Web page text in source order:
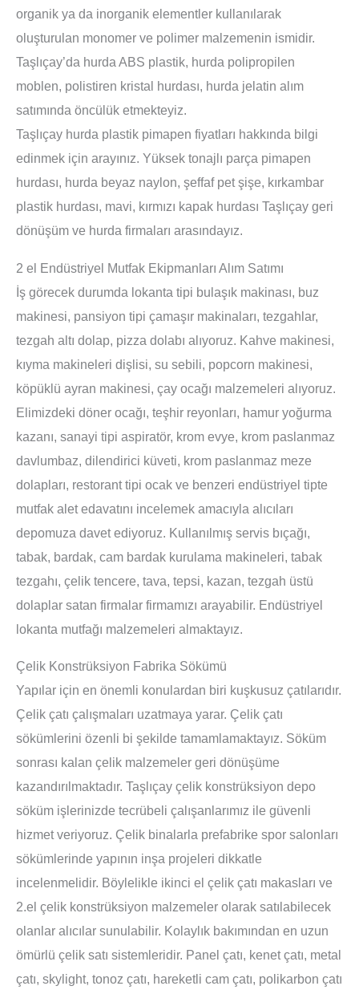
organik ya da inorganik elementler kullanılarak
oluşturulan monomer ve polimer malzemenin ismidir.
Taşlıçay’da hurda ABS plastik, hurda polipropilen
moblen, polistiren kristal hurdası, hurda jelatin alım
satımında öncülük etmekteyiz.
Taşlıçay hurda plastik pimapen fiyatları hakkında bilgi
edinmek için arayınız. Yüksek tonajlı parça pimapen
hurdası, hurda beyaz naylon, şeffaf pet şişe, kırkambar
plastik hurdası, mavi, kırmızı kapak hurdası Taşlıçay geri
dönüşüm ve hurda firmaları arasındayız.
2 el Endüstriyel Mutfak Ekipmanları Alım Satımı
İş görecek durumda lokanta tipi bulaşık makinası, buz
makinesi, pansiyon tipi çamaşır makinaları, tezgahlar,
tezgah altı dolap, pizza dolabı alıyoruz. Kahve makinesi,
kıyma makineleri dişlisi, su sebili, popcorn makinesi,
köpüklü ayran makinesi, çay ocağı malzemeleri alıyoruz.
Elimizdeki döner ocağı, teşhir reyonları, hamur yoğurma
kazanı, sanayi tipi aspiratör, krom evye, krom paslanmaz
davlumbaz, dilendirici küveti, krom paslanmaz meze
dolapları, restorant tipi ocak ve benzeri endüstriyel tipte
mutfak alet edavatını incelemek amacıyla alıcıları
depomuza davet ediyoruz. Kullanılmış servis bıçağı,
tabak, bardak, cam bardak kurulama makineleri, tabak
tezgahı, çelik tencere, tava, tepsi, kazan, tezgah üstü
dolaplar satan firmalar firmamızı arayabilir. Endüstriyel
lokanta mutfağı malzemeleri almaktayız.
Çelik Konstrüksiyon Fabrika Sökümü
Yapılar için en önemli konulardan biri kuşkusuz çatılarıdır.
Çelik çatı çalışmaları uzatmaya yarar. Çelik çatı
sökümlerini özenli bi şekilde tamamlamaktayız. Söküm
sonrası kalan çelik malzemeler geri dönüşüme
kazandırılmaktadır. Taşlıçay çelik konstrüksiyon depo
söküm işlerinizde tecrübeli çalışanlarımız ile güvenli
hizmet veriyoruz. Çelik binalarla prefabrike spor salonları
sökümlerinde yapının inşa projeleri dikkatle
incelenmelidir. Böylelikle ikinci el çelik çatı makasları ve
2.el çelik konstrüksiyon malzemeler olarak satılabilecek
olanlar alıcılar sunulabilir. Kolaylık bakımından en uzun
ömürlü çelik satı sistemleridir. Panel çatı, kenet çatı, metal
çatı, skylight, tonoz çatı, hareketli cam çatı, polikarbon çatı